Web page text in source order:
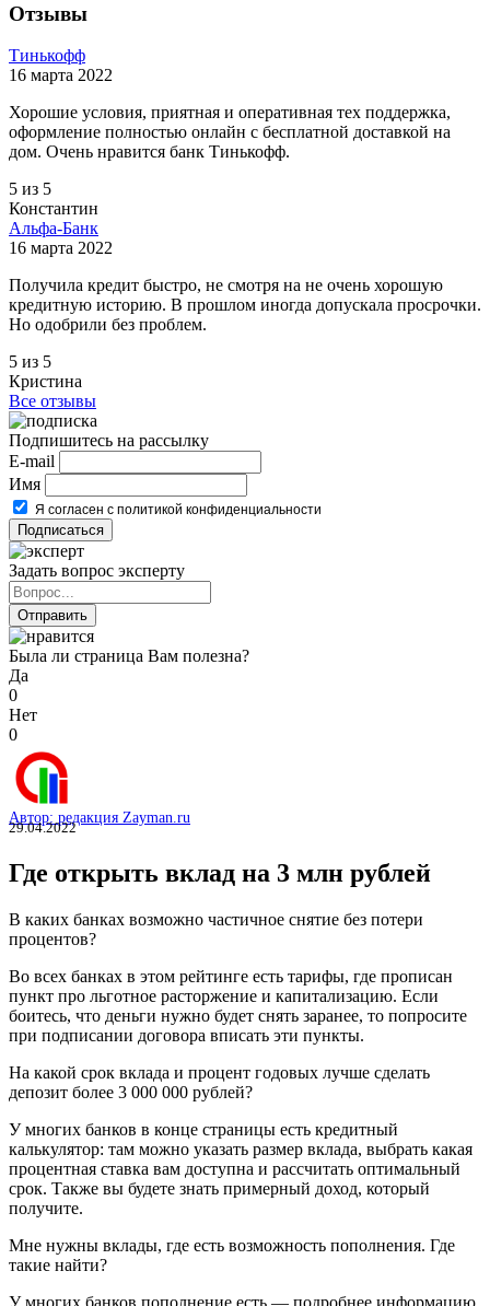
Отзывы
Тинькофф
16 марта 2022
Хорошие условия, приятная и оперативная тех поддержка,
оформление полностью онлайн с бесплатной доставкой на
дом. Очень нравится банк Тинькофф.
5 из 5
Константин
Альфа-Банк
16 марта 2022
Получила кредит быстро, не смотря на не очень хорошую
кредитную историю. В прошлом иногда допускала просрочки.
Но одобрили без проблем.
5 из 5
Кристина
Все отзывы
Подпишитесь на рассылку
E-mail
Имя
Я согласен с политикой конфиденциальности
Задать вопрос эксперту
Была ли страница Вам полезна?
Да
0
Нет
0
Автор: редакция Zayman.ru
29.04.2022
Где открыть вклад на 3 млн рублей
В каких банках возможно частичное снятие без потери
процентов?
Во всех банках в этом рейтинге есть тарифы, где прописан
пункт про льготное расторжение и капитализацию. Если
боитесь, что деньги нужно будет снять заранее, то попросите
при подписании договора вписать эти пункты.
На какой срок вклада и процент годовых лучше сделать
депозит более 3 000 000 рублей?
У многих банков в конце страницы есть кредитный
калькулятор: там можно указать размер вклада, выбрать какая
процентная ставка вам доступна и рассчитать оптимальный
срок. Также вы будете знать примерный доход, который
получите.
Мне нужны вклады, где есть возможность пополнения. Где
такие найти?
У многих банков пополнение есть — подробнее информацию